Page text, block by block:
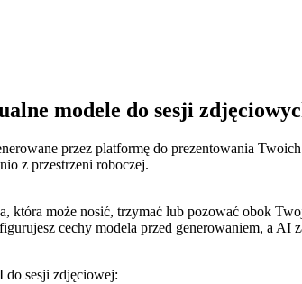
modele do sesji
przez platformę do prezentowania
z przestrzeni roboczej.
która może nosić, trzymać lub pozować obok
cechy modela przed generowaniem, a AI
sesji zdjęciowej: